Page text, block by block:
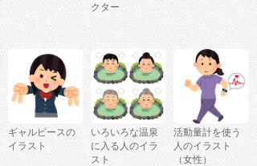
クター
ギャルピースの
イラスト
いろいろな温泉
に入る人のイラ
スト
活動量計を使う
人のイラスト
（女性）